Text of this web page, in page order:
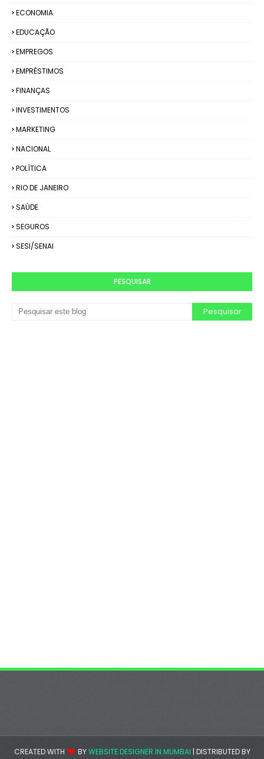
ECONOMIA
EDUCAÇÃO
EMPREGOS
EMPRÉSTIMOS
FINANÇAS
INVESTIMENTOS
MARKETING
NACIONAL
POLÍTICA
RIO DE JANEIRO
SAÚDE
SEGUROS
SESI/SENAI
PESQUISAR
CREATED WITH BYWEBSITE DESIGNER IN MUMBAI | DISTRIBUTED BY